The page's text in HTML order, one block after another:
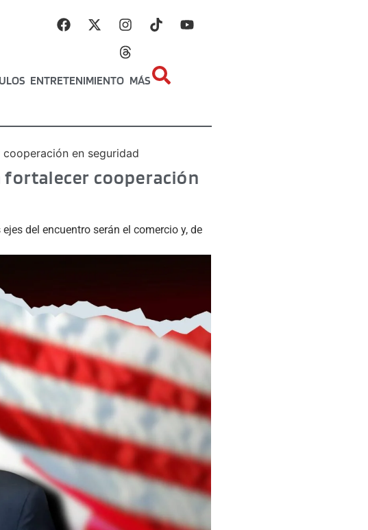
ENTRETENIMIENTO MÁS
en seguridad
fortalecer cooperación
del encuentro serán el comercio y, de